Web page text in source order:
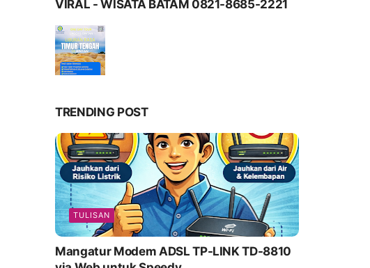
VIRAL - WISATA BATAM 0821-8685-2221
TRENDING POST
TULISAN
Mangatur Modem ADSL TP-LINK TD-8810